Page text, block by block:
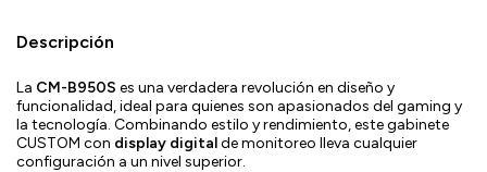
Descripción
La CM-B950S es una verdadera revolución en diseño y
funcionalidad, ideal para quienes son apasionados del gaming y
la tecnología. Combinando estilo y rendimiento, este gabinete
CUSTOM con display digitalde monitoreo lleva cualquier
configuración a un nivel superior.